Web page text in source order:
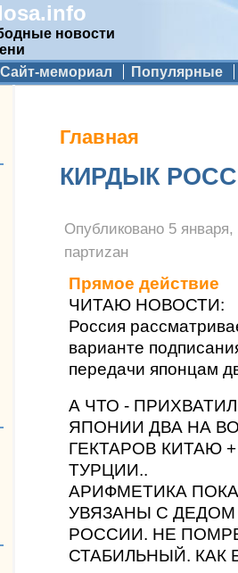
новости
меню
Сайт-мемориал Популярные
Вы здесь
Главная
КИРДЫК
Опубликовано 5
партиzан
Прямое действие
ЧИТАЮ НОВОСТИ:
Россия
варианте
передачи японцам
А ЧТО -
ЯПОНИИ ДВА НА
ГЕКТАРОВ КИТАЮ
ТУРЦИИ..
АРИФМЕТИКА
УВЯЗАНЫ С
РОССИИ. НЕ
СТАБИЛЬНЫЙ. КАК